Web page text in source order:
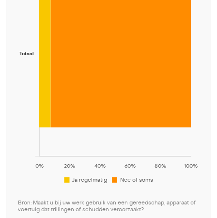
Bron: Maakt u bij uw werk gebruik van een gereedschap, apparaat of
voertuig dat trillingen of schudden veroorzaakt?